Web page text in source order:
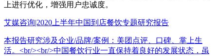
上进行优化，增强用户忠诚度。
艾媒咨询|2020上半年中国到店餐饮专题研究报告
本报告研究涉及企业/品牌/案例：美团点评、口碑、掌上生
活。<br/><br/>中国餐饮行业一直保持着良好的发展状态，虽